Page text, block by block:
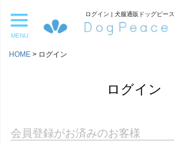
MENU
ログイン | 犬服通販ドッグピース
HOME ログイン
ログイン
会員登録がお済みのお客様